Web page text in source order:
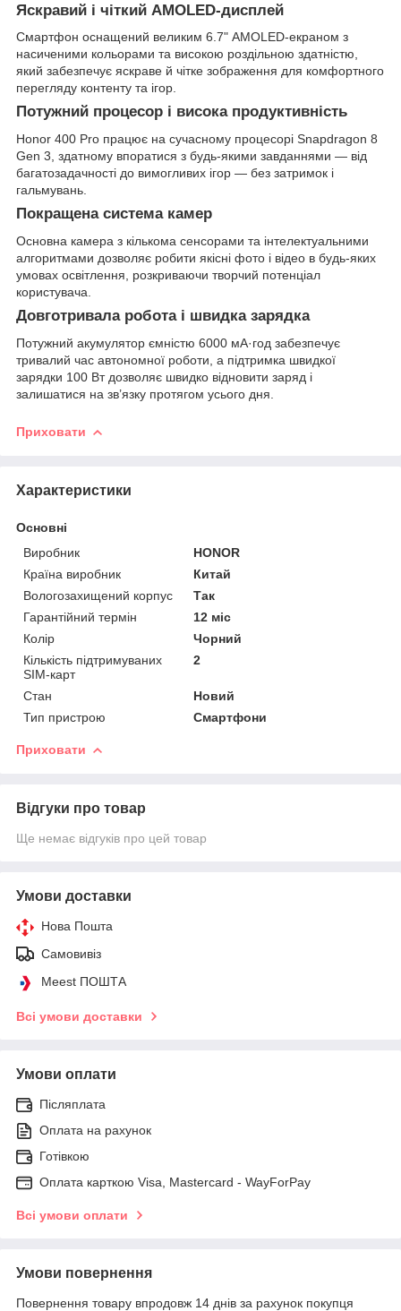
Яскравий і чіткий AMOLED-дисплей
Смартфон оснащений великим 6.7" AMOLED-екраном з
насиченими кольорами та високою роздільною здатністю,
який забезпечує яскраве й чітке зображення для комфортного
перегляду контенту та ігор.
Потужний процесор і висока продуктивність
Honor 400 Pro працює на сучасному процесорі Snapdragon 8
Gen 3, здатному впоратися з будь-якими завданнями — від
багатозадачності до вимогливих ігор — без затримок і
гальмувань.
Покращена система камер
Основна камера з кількома сенсорами та інтелектуальними
алгоритмами дозволяє робити якісні фото і відео в будь-яких
умовах освітлення, розкриваючи творчий потенціал
користувача.
Довготривала робота і швидка зарядка
Потужний акумулятор ємністю 6000 мА·год забезпечує
тривалий час автономної роботи, а підтримка швидкої
зарядки 100 Вт дозволяє швидко відновити заряд і
залишатися на зв’язку протягом усього дня.
Приховати
Характеристики
Основні
Виробник
HONOR
Країна виробник
Китай
Вологозахищений корпус
Так
Гарантійний термін
12 міс
Колір
Чорний
Кількість підтримуваних
SIM-карт
2
Стан
Новий
Тип пристрою
Смартфони
Приховати
Відгуки про товар
Ще немає відгуків про цей товар
Умови доставки
Нова Пошта
Самовивіз
Meest ПОШТА
Всі умови доставки
Умови оплати
Післяплата
Оплата на рахунок
Готівкою
Оплата карткою Visa, Mastercard - WayForPay
Всі умови оплати
Умови повернення
Повернення товару впродовж 14 днів за рахунок покупця